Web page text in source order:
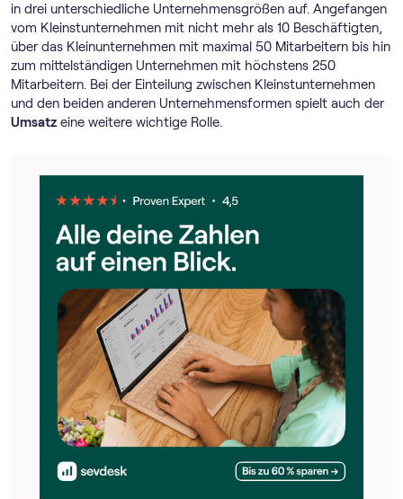
in drei unterschiedliche Unternehmensgrößen auf. Angefangen
vom Kleinstunternehmen mit nicht mehr als 10 Beschäftigten,
über das Kleinunternehmen mit maximal 50 Mitarbeitern bis hin
zum mittelständigen Unternehmen mit höchstens 250
Mitarbeitern. Bei der Einteilung zwischen Kleinstunternehmen
und den beiden anderen Unternehmensformen spielt auch der
Umsatz eine weitere wichtige Rolle.